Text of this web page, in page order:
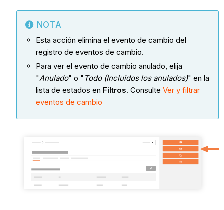
NOTA
Esta acción elimina el evento de cambio del
registro de eventos de cambio.
Para ver el evento de cambio anulado, elija
"Anulado" o " Todo (Incluidos los anulados)" en la
lista de estados en Filtros. Consulte Ver y filtrar
eventos de cambio